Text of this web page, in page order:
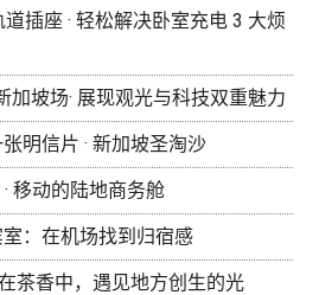
插座 · 轻松解决卧室充电 3 大烦
加坡场· 展现观光与科技双重魅力
明信片 · 新加坡圣淘沙
移动的陆地商务舱
：在机场找到归宿感
茶香中，遇见地方创生的光